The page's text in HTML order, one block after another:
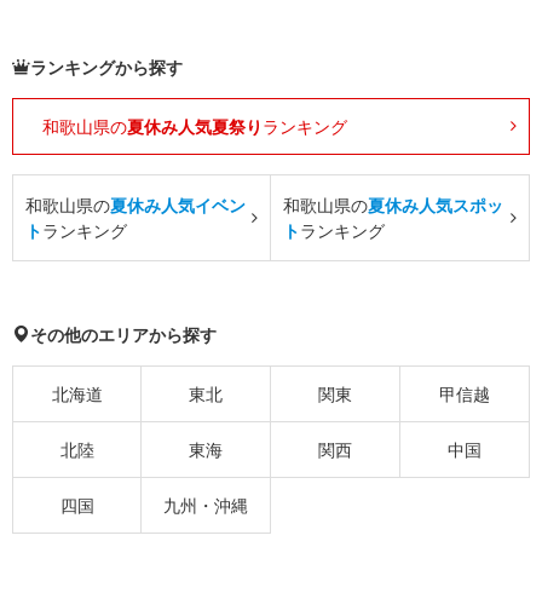
ランキングから探す
和歌山県の夏休み人気夏祭り ランキング
和歌山県の夏休み人気イベン
トランキング
和歌山県の夏休み人気スポッ
トランキング
その他のエリアから探す
北海道 東北 関東 甲信越
北陸 東海 関西 中国
四国 九州・沖縄